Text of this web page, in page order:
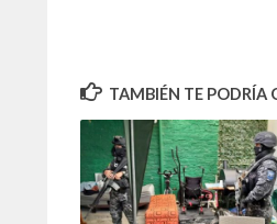
TAMBIÉN TE PODRÍA